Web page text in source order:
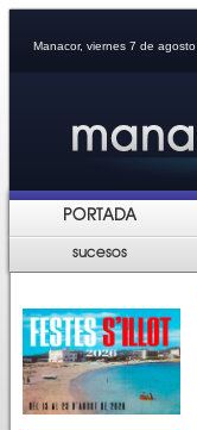
Manacor, viernes 7 de agosto